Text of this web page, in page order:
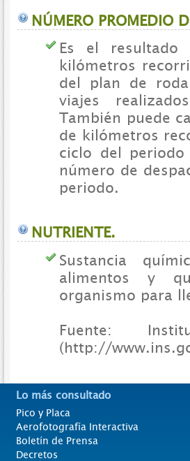
NÚMERO PROMEDIO
Es el
kilómetros
del plan de
viajes
También puede
de kilómetros
ciclo del
número de
periodo.
NUTRIENTE.
Sustancia
alimentos y
organismo para
Fuente:
(http://
Lo más consultado
Pico y Placa
Aerofotografía Interactiva
Boletín de Prensa
Decretos